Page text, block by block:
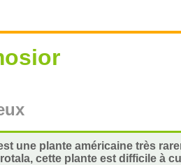
une plante américaine très
cette plante est difficile à